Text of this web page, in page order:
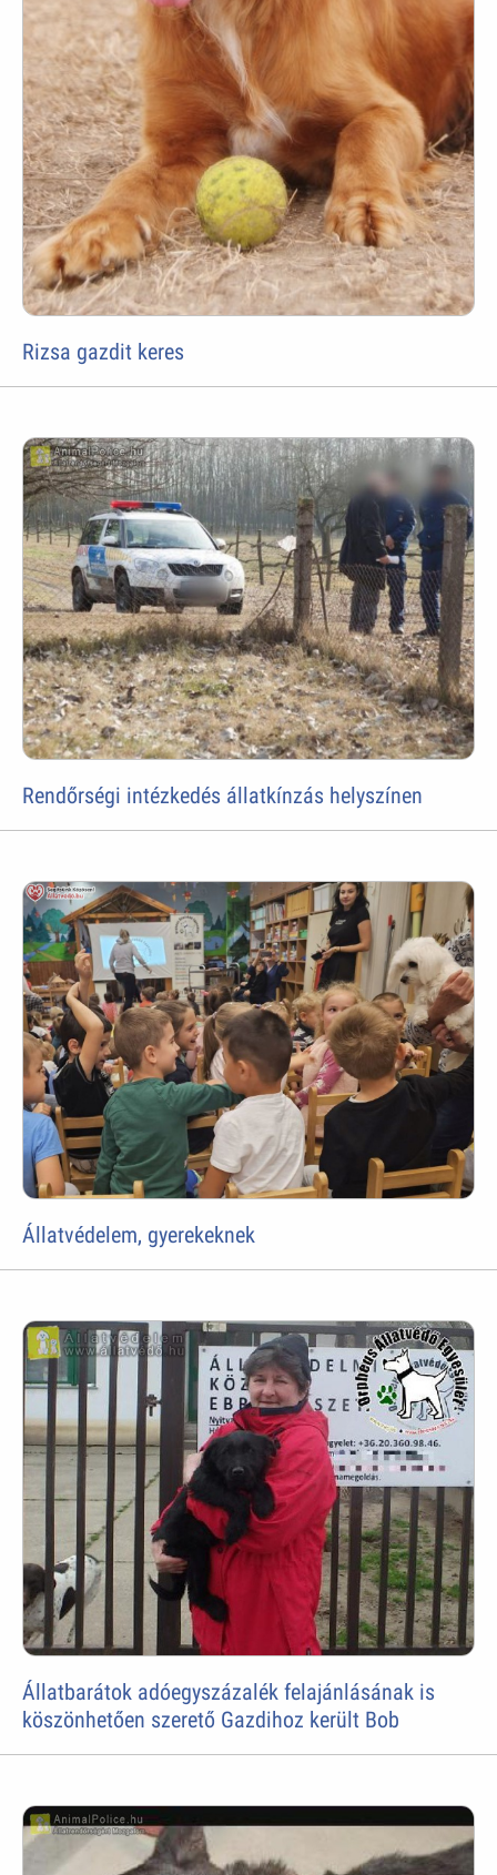
Rizsa gazdit keres
Rendőrségi intézkedés állatkínzás helyszínen
Állatvédelem, gyerekeknek
Állatbarátok adóegyszázalék felajánlásának is
köszönhetően szerető Gazdihoz került Bob